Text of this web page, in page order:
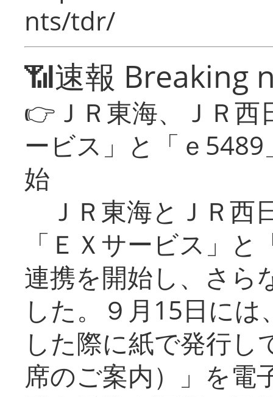
nts/tdr/
📶速報 Breaking
👉ＪＲ東海、ＪＲ
ービス」と「ｅ
始
ＪＲ東海とＪＲ西
「ＥＸサービス」
連携を開始し、さら
した。９月15日に
した際に紙で発行し
席のご案内）」を電